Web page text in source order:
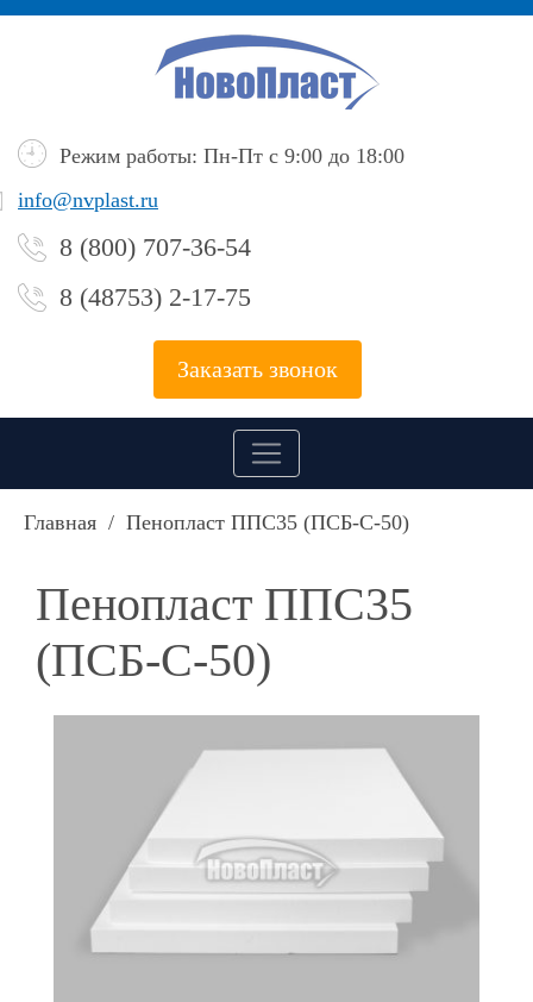
Режим работы: Пн-Пт с 9:00 до 18:00
info@nvplast.ru
8 (800) 707-36-54
8 (48753) 2-17-75
Заказать звонок
Главная / Пенопласт ППС35 (ПСБ-С-50)
Пенопласт ППС35
(ПСБ-С-50)